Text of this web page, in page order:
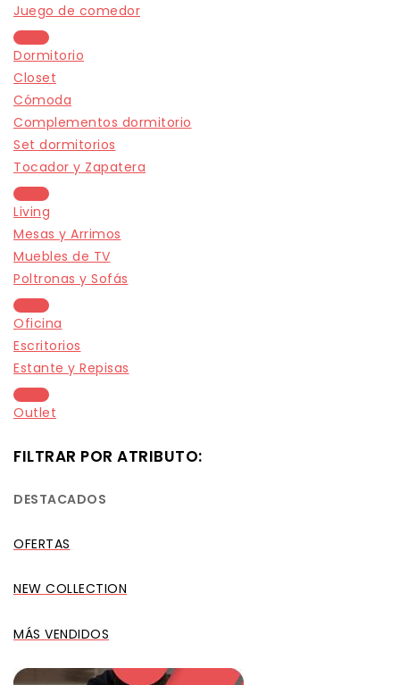
Juego de comedor
Dormitorio
Closet
Cómoda
Complementos dormitorio
Set dormitorios
Tocador y Zapatera
Living
Mesas y Arrimos
Muebles de TV
Poltronas y Sofás
Oficina
Escritorios
Estante y Repisas
Outlet
FILTRAR POR ATRIBUTO:
DESTACADOS
OFERTAS
NEW COLLECTION
MÁS VENDIDOS